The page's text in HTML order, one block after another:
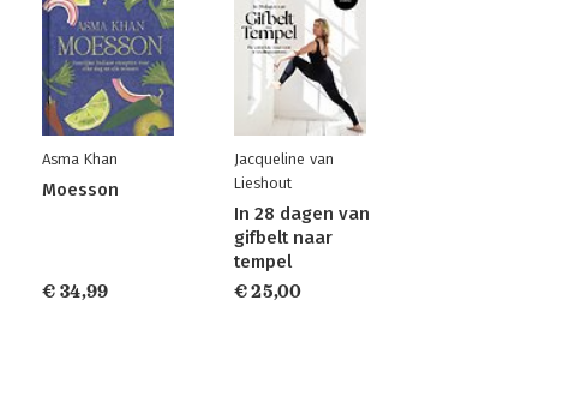
Asma Khan
Moesson
€ 34,99
Jacqueline van
Lieshout
In 28 dagen van
gifbelt naar
tempel
€ 25,00